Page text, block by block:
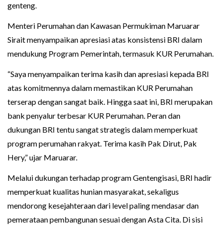
genteng.
Menteri Perumahan dan Kawasan Permukiman Maruarar
Sirait menyampaikan apresiasi atas konsistensi BRI dalam
mendukung Program Pemerintah, termasuk KUR Perumahan.
“Saya menyampaikan terima kasih dan apresiasi kepada BRI
atas komitmennya dalam memastikan KUR Perumahan
terserap dengan sangat baik. Hingga saat ini, BRI merupakan
bank penyalur terbesar KUR Perumahan. Peran dan
dukungan BRI tentu sangat strategis dalam memperkuat
program perumahan rakyat. Terima kasih Pak Dirut, Pak
Hery,” ujar Maruarar.
Melalui dukungan terhadap program Gentengisasi, BRI hadir
memperkuat kualitas hunian masyarakat, sekaligus
mendorong kesejahteraan dari level paling mendasar dan
pemerataan pembangunan sesuai dengan Asta Cita. Di sisi